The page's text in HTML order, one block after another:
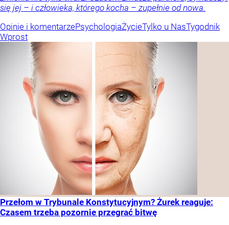
się jej – i człowieka, którego kocha – zupełnie od nowa.
Opinie i komentarzePsychologiaŻycieTylko u NasTygodnik
Wprost
Przełom w Trybunale Konstytucyjnym? Żurek reaguje:
Czasem trzeba pozornie przegrać bitwę